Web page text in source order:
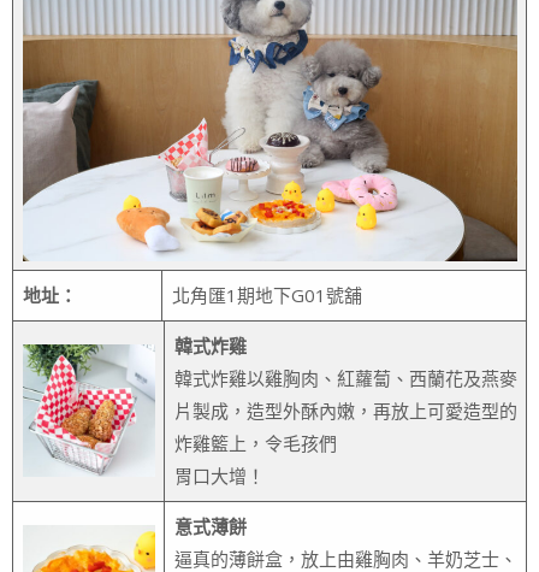
地址： 北角匯1期地下G01號舖
韓式炸雞
韓式炸雞以雞胸肉、紅蘿蔔、西蘭花及燕麥
片製成，造型外酥內嫩，再放上可愛造型的
炸雞籃上，令毛孩們
胃口大增！
意式薄餅
逼真的薄餅盒，放上由雞胸肉、羊奶芝士、